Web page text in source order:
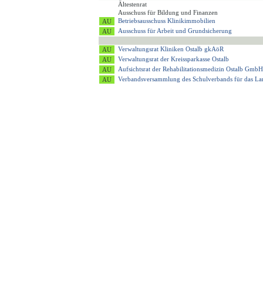
Ältestenrat
Ausschuss für Bildung und Finanzen
Betriebsausschuss Klinikimmobilien
Ausschuss für Arbeit und Grundsicherung
Verwaltungsrat Kliniken Ostalb gkAöR
Verwaltungsrat der Kreissparkasse Ostalb
Aufsichtsrat der Rehabilitationsmedizin Ostalb GmbH
Verbandsversammlung des Schulverbands für das